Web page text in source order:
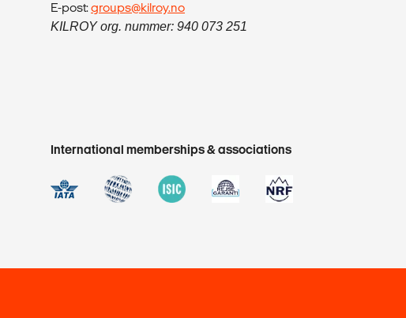
E-post:groups@kilroy.no
KILROY org. nummer: 940 073 251
International memberships & associations